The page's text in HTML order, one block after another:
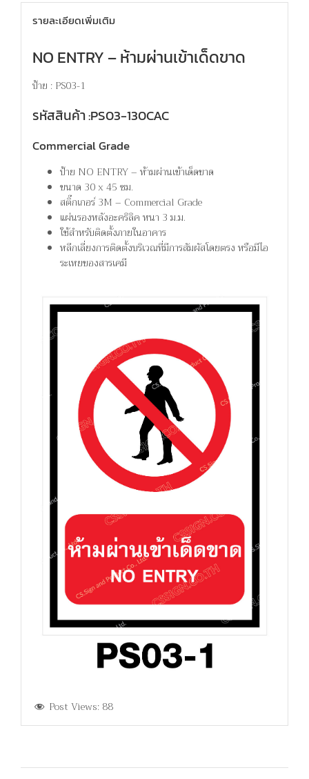
รายละเอียดเพิ่มเติม
NO ENTRY – ห้ามผ่านเข้าเด็ดขาด
ป้าย : PS03-1
รหัสสินค้า :PS03-130CAC
Commercial Grade
ป้าย NO ENTRY – ห้ามผ่านเข้าเด็ดขาด
ขนาด 30 x 45 ซม.
สติ๊กเกอร์ 3M – Commercial Grade
แผ่นรองหลังอะคริลิค หนา 3 ม.ม.
ใช้สำหรับติดตั้งภายในอาคาร
หลีกเลี่ยงการติดตั้งบริเวณที่มีการสัมผัสโดยตรง หรือมีไอ
ระเหยของสารเคมี
Post Views: 88